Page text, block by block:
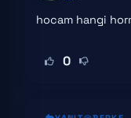
hocam hangi
0